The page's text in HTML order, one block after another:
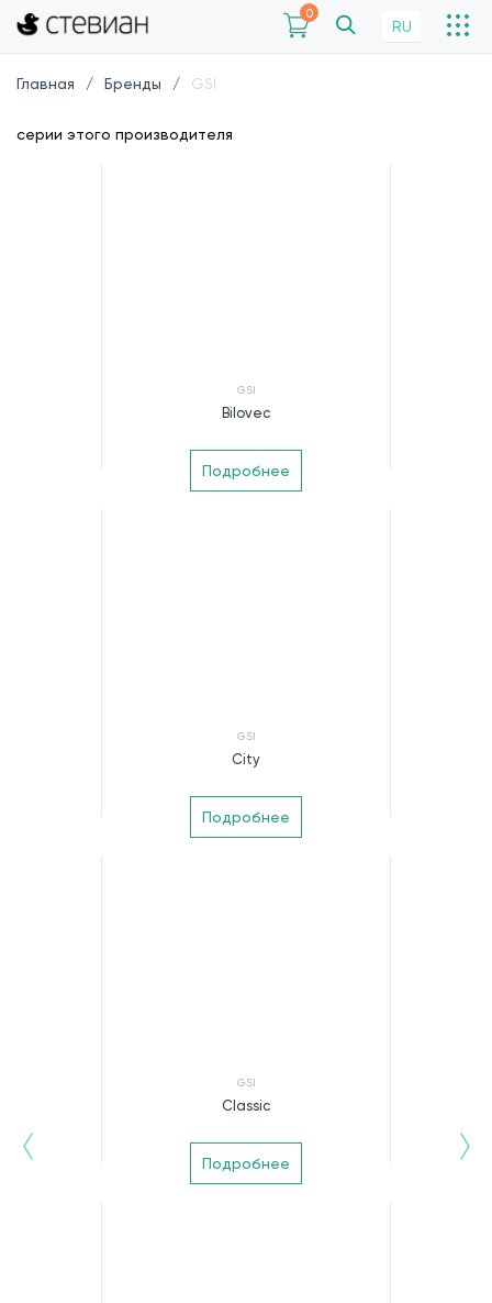
0
RU
Главная Бренды GSI
серии этого производителя
GSI
Bilovec
Подробнее
GSI
City
Подробнее
GSI
Classic
Подробнее